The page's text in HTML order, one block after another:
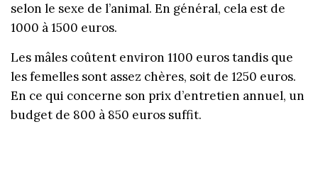
selon le sexe de l’animal. En général, cela est de
1000 à 1500 euros.
Les mâles coûtent environ 1100 euros tandis que
les femelles sont assez chères, soit de 1250 euros.
En ce qui concerne son prix d’entretien annuel, un
budget de 800 à 850 euros suffit.